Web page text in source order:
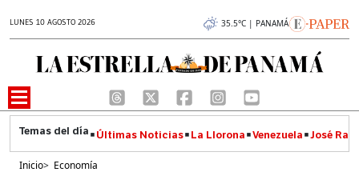
LUNES 10 AGOSTO 2026 35.5°C | PANAMÁ
Últimas Noticias La Llorona Venezuela José
Inicio> Economía